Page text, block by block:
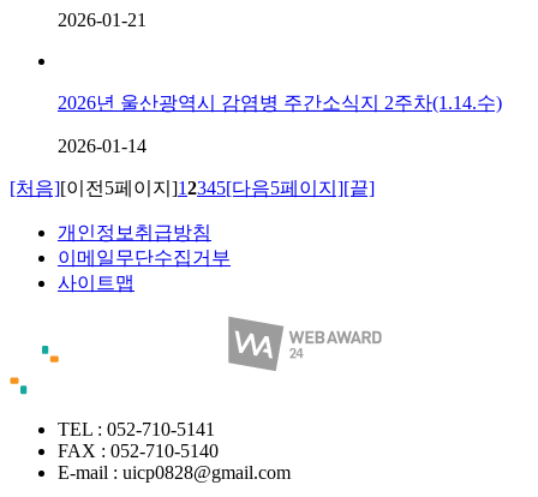
2026-01-21
2026년 울산광역시 감염병 주간소식지 2주차(1.14.수)
2026-01-14
[처음][이전5페이지]12345[다음5페이지][끝]
개인정보취급방침
이메일무단수집거부
사이트맵
TEL : 052-710-5141
FAX : 052-710-5140
E-mail : uicp0828@gmail.com